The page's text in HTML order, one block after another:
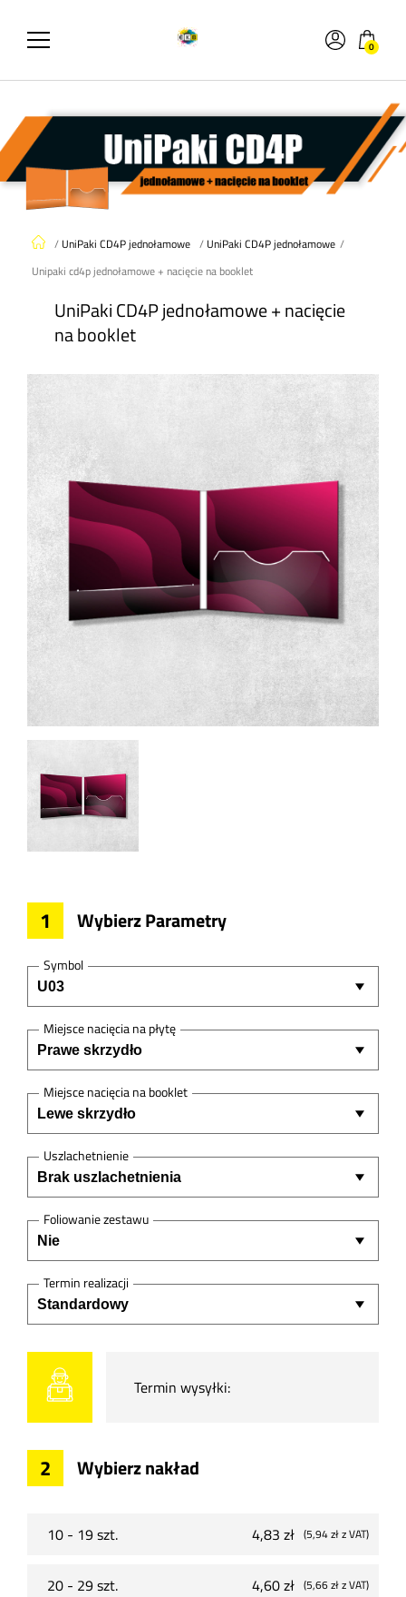
0
/ UniPaki CD4P jednołamowe / UniPaki CD4P jednołamowe /
Unipaki cd4p jednołamowe + nacięcie na booklet
UniPaki CD4P jednołamowe + nacięcie
na booklet
1 Wybierz Parametry
Symbol
Miejsce nacięcia na płytę
Miejsce nacięcia na booklet
Uszlachetnienie
Foliowanie zestawu
Termin realizacji
Termin wysyłki:
2 Wybierz nakład
10 - 19 szt. 4,83 zł (5,94 złz VAT)
20 - 29 szt. 4,60 zł (5,66 złz VAT)